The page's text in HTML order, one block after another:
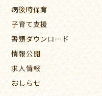
病後時保育
子育て支援
書類ダウンロード
情報公開
求人情報
おしらせ